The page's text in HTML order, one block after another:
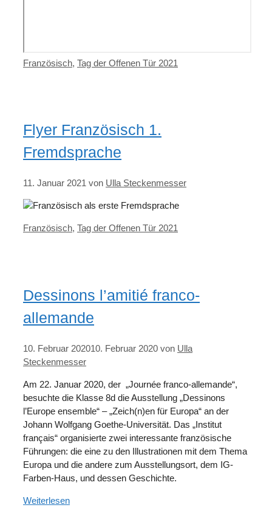
Kategorien
Französisch, Tag der Offenen Tür 2021
Flyer Französisch 1.
Fremdsprache
11. Januar 2021 von Ulla Steckenmesser
Kategorien
Französisch, Tag der Offenen Tür 2021
Dessinons l’amitié franco-
allemande
10. Februar 202010. Februar 2020 von Ulla
Steckenmesser
Am 22. Januar 2020, der „Journée franco-allemande“,
besuchte die Klasse 8d die Ausstellung „Dessinons
l’Europe ensemble“ – „Zeich(n)en für Europa“ an der
Johann Wolfgang Goethe-Universität. Das „Institut
français“ organisierte zwei interessante französische
Führungen: die eine zu den Illustrationen mit dem Thema
Europa und die andere zum Ausstellungsort, dem IG-
Farben-Haus, und dessen Geschichte.
Weiterlesen